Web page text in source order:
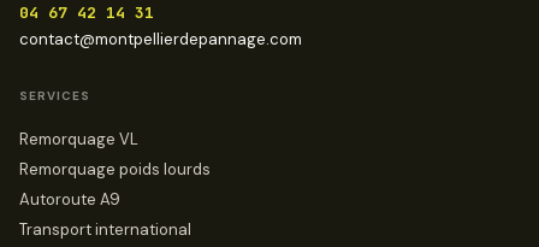
04 67 42 14 31
contact@montpellierdepannage.com
SERVICES
Remorquage VL
Remorquage poids lourds
Autoroute A9
Transport international